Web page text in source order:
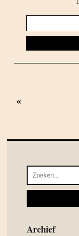
«
Archief